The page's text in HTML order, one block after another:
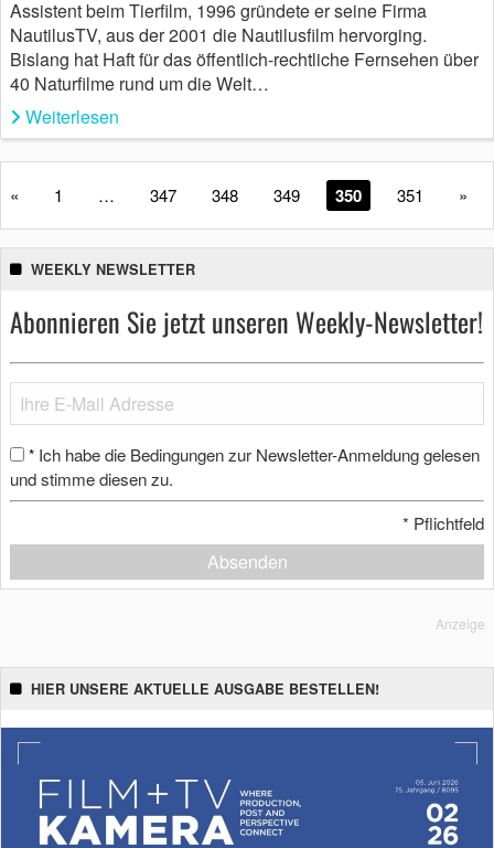
Assistent beim Tierfilm, 1996 gründete er seine Firma
NautilusTV, aus der 2001 die Nautilusfilm hervorging.
Bislang hat Haft für das öffentlich-rechtliche Fernsehen über
40 Naturfilme rund um die Welt…
Weiterlesen
« 1 … 347 348 349 350 351 »
WEEKLY NEWSLETTER
Abonnieren Sie jetzt unseren Weekly-Newsletter!
* Ich habe die Bedingungen zur Newsletter-Anmeldung gelesen
und stimme diesen zu.
* Pflichtfeld
Absenden
Anzeige
HIER UNSERE AKTUELLE AUSGABE BESTELLEN!